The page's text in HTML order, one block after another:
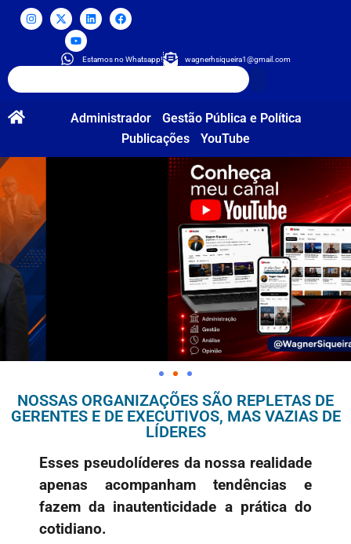
Estamos no Whatsapp! wagnerhsiqueira1@gmail.com
Administrador
Gestão Pública e Política
Publicações
YouTube
NOSSAS ORGANIZAÇÕES SÃO REPLETAS DE
GERENTES E DE EXECUTIVOS, MAS VAZIAS DE
LÍDERES
Esses pseudolíderes da nossa realidade
apenas acompanham tendências e
fazem da inautenticidade a prática do
cotidiano.